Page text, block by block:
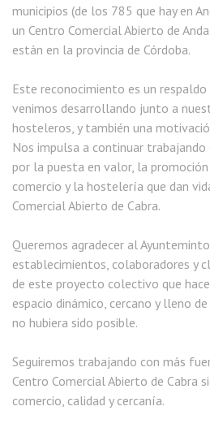
municipios (de los 785 que hay en
un Centro Comercial Abierto de
están en la provincia de Córdoba.
Este reconocimiento es un
venimos desarrollando junto a
hosteleros, y también una
Nos impulsa a continuar
por la puesta en valor, la
comercio y la hostelería que dan
Comercial Abierto de Cabra.
Queremos agradecer al
establecimientos, colaboradores y
de este proyecto colectivo que
espacio dinámico, cercano y lleno
no hubiera sido posible.
Seguiremos trabajando con más
Centro Comercial Abierto de Cabra
comercio, calidad y cercanía.